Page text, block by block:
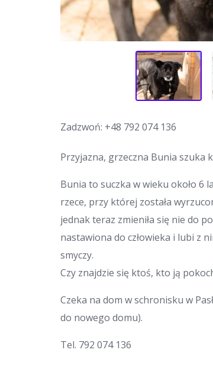
Zadzwoń: +48 792 074 136
Przyjazna, grzeczna Bunia szuka
Bunia to suczka w wieku około 6
rzece, przy której została
jednak teraz zmieniła się nie do
nastawiona do człowieka i lubi z
smyczy.
Czy znajdzie się ktoś, kto ją
Czeka na dom w schronisku w
do nowego domu).
Tel. 792 074 136